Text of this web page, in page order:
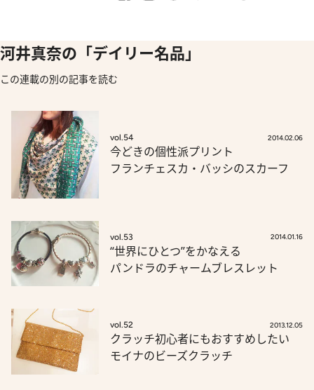
河井真奈の「デイリー名品」
この連載の別の記事を読む
vol.54 2014.02.06
今どきの個性派プリント
フランチェスカ・バッシのスカーフ
vol.53 2014.01.16
“世界にひとつ”をかなえる
パンドラのチャームブレスレット
vol.52 2013.12.05
クラッチ初心者にもおすすめしたい
モイナのビーズクラッチ